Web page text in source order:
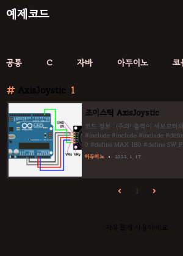
예제코드
공통 C 자바 아두이노 코
AxisJoystic 1
조이스틱 AxisJoystic
코드 정보 : (주의! 출력이 서보모터
#include #include #include
0 #define MAX 180 #define
#define VRY_PIN A2 Joystick*
moter.writeMicroseconds(20); }
아두이노 2022. 1. 17.
1
자유롭게 사용하세요